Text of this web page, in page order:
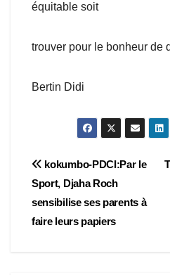
équitable soit
trouver pour le bonheur de
Bertin Didi
Navigation
de
l’article
kokumbo-PDCI:Par le
Sport, Djaha Roch
sensibilise ses parents à
faire leurs papiers